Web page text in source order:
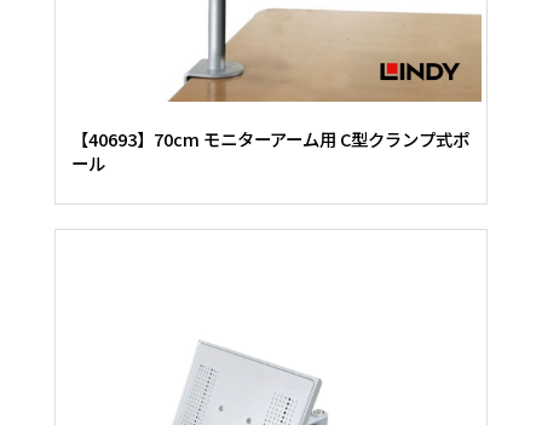
【40693】70cm モニターアーム用 C型クランプ式ポ
ール